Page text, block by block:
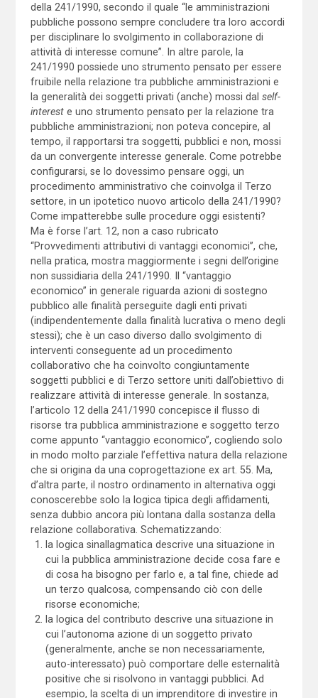
della 241/1990, secondo il quale “le amministrazioni
pubbliche possono sempre concludere tra loro accordi
per disciplinare lo svolgimento in collaborazione di
attività di interesse comune”. In altre parole, la
241/1990 possiede uno strumento pensato per essere
fruibile nella relazione tra pubbliche amministrazioni e
la generalità dei soggetti privati (anche) mossi dal self-
interest e uno strumento pensato per la relazione tra
pubbliche amministrazioni; non poteva concepire, al
tempo, il rapportarsi tra soggetti, pubblici e non, mossi
da un convergente interesse generale. Come potrebbe
configurarsi, se lo dovessimo pensare oggi, un
procedimento amministrativo che coinvolga il Terzo
settore, in un ipotetico nuovo articolo della 241/1990?
Come impatterebbe sulle procedure oggi esistenti?
Ma è forse l’art. 12, non a caso rubricato
“Provvedimenti attributivi di vantaggi economici”, che,
nella pratica, mostra maggiormente i segni dell’origine
non sussidiaria della 241/1990. Il “vantaggio
economico” in generale riguarda azioni di sostegno
pubblico alle finalità perseguite dagli enti privati
(indipendentemente dalla finalità lucrativa o meno degli
stessi); che è un caso diverso dallo svolgimento di
interventi conseguente ad un procedimento
collaborativo che ha coinvolto congiuntamente
soggetti pubblici e di Terzo settore uniti dall’obiettivo di
realizzare attività di interesse generale. In sostanza,
l’articolo 12 della 241/1990 concepisce il flusso di
risorse tra pubblica amministrazione e soggetto terzo
come appunto “vantaggio economico”, cogliendo solo
in modo molto parziale l’effettiva natura della relazione
che si origina da una coprogettazione ex art. 55. Ma,
d’altra parte, il nostro ordinamento in alternativa oggi
conoscerebbe solo la logica tipica degli affidamenti,
senza dubbio ancora più lontana dalla sostanza della
relazione collaborativa. Schematizzando:
la logica sinallagmatica descrive una situazione in
cui la pubblica amministrazione decide cosa fare e
di cosa ha bisogno per farlo e, a tal fine, chiede ad
un terzo qualcosa, compensando ciò con delle
risorse economiche;
la logica del contributo descrive una situazione in
cui l’autonoma azione di un soggetto privato
(generalmente, anche se non necessariamente,
auto-interessato) può comportare delle esternalità
positive che si risolvono in vantaggi pubblici. Ad
esempio, la scelta di un imprenditore di investire in